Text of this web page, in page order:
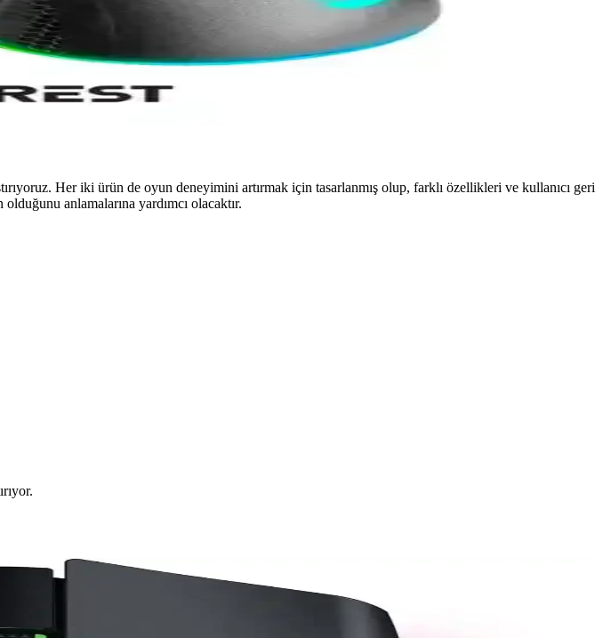
Her iki ürün de oyun deneyimini artırmak için tasarlanmış olup, farklı özellikleri ve kullanıcı geri
anlamalarına yardımcı olacaktır.
Alanları
uygun seçenekler sunar. Detaylı karşılaştırma ile doğru seçim yapın.